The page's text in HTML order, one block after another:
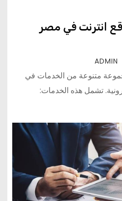
انترنت في مصر
متنوعة من الخدمات في
تشمل هذه الخدمات: